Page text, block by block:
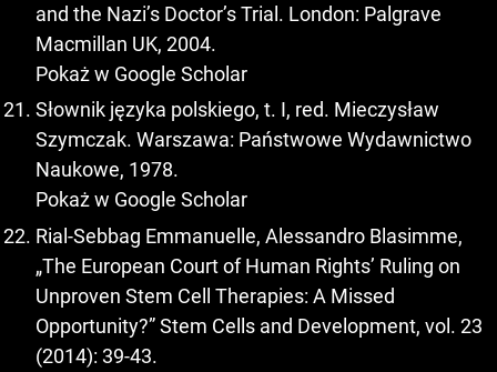
and the Nazi’s Doctor’s Trial. London: Palgrave
Macmillan UK, 2004.
Pokaż w Google Scholar
Słownik języka polskiego, t. I, red. Mieczysław
Szymczak. Warszawa: Państwowe Wydawnictwo
Naukowe, 1978.
Pokaż w Google Scholar
Rial-Sebbag Emmanuelle, Alessandro Blasimme,
„The European Court of Human Rights’ Ruling on
Unproven Stem Cell Therapies: A Missed
Opportunity?” Stem Cells and Development, vol. 23
(2014): 39-43.